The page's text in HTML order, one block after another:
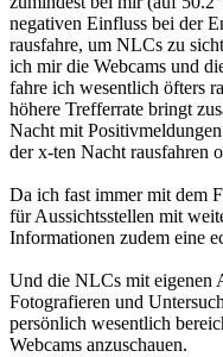
negativen Einfluss bei der
rausfahre, um NLCs zu
ich mir die Webcams und
fahre ich wesentlich öfters
höhere Trefferrate bringt
Nacht mit
der x-ten Nacht rausfahren
Da ich fast immer mit dem
für Aussichtsstellen mit
Informationen zudem eine
Und die NLCs mit eigenen
Fotografieren und
persönlich wesentlich
Webcams anzuschauen.